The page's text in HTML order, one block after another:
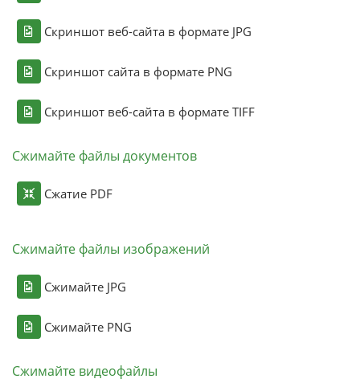
Скриншот веб-сайта в формате JPG
Скриншот сайта в формате PNG
Скриншот веб-сайта в формате TIFF
Сжимайте файлы документов
Сжатие PDF
Сжимайте файлы изображений
Сжимайте JPG
Сжимайте PNG
Сжимайте видеофайлы